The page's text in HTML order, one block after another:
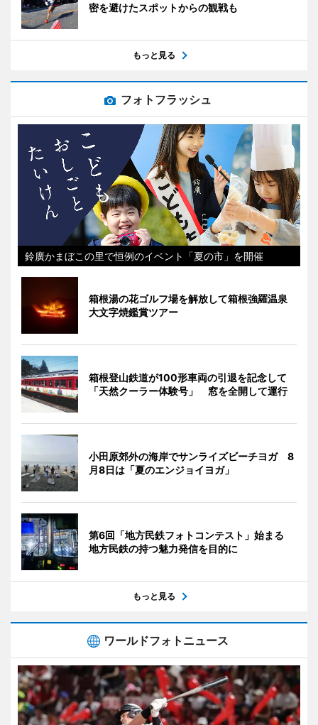
密を避けたスポットからの観戦も
もっと見る
フォトフラッシュ
鈴廣かまぼこの里で恒例のイベント「夏の市」を開催
箱根湯の花ゴルフ場を解放して箱根強羅温泉
大文字焼鑑賞ツアー
箱根登山鉄道が100形車両の引退を記念して
「天然クーラー体験号」 窓を全開して運行
小田原郊外の海岸でサンライズビーチヨガ 8
月8日は「夏のエンジョイヨガ」
第6回「地方民鉄フォトコンテスト」始まる
地方民鉄の持つ魅力発信を目的に
もっと見る
ワールドフォトニュース